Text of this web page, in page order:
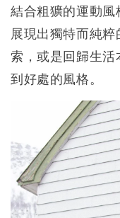
結合粗獷的運動
展現出獨特而純
索，或是回歸生
到好處的風格。